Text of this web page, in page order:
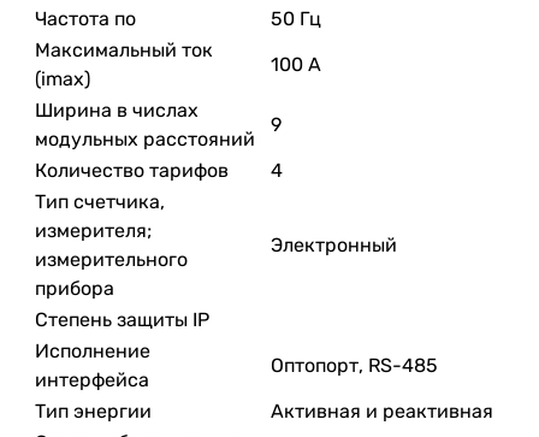
Частота по
50 Гц
Максимальный ток
(imax)
100 А
Ширина в числах
модульных расстояний
9
Количество тарифов
4
Тип счетчика,
измерителя;
измерительного
прибора
Электронный
Степень защиты IP
Исполнение
интерфейса
Оптопорт, RS-485
Тип энергии
Активная и реактивная